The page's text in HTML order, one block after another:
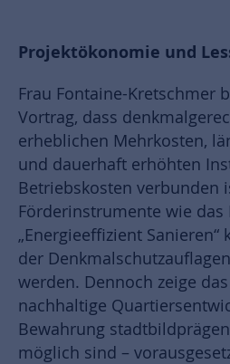
Projektökonomie und
Frau Fontaine-Kretschmer
Vortrag, dass
erheblichen Mehrkosten,
und dauerhaft erhöhten
Betriebskosten verbunden
Förderinstrumente wie das
„Energieeffizient
der
werden. Dennoch zeige
nachhaltige
Bewahrung
möglich sind –